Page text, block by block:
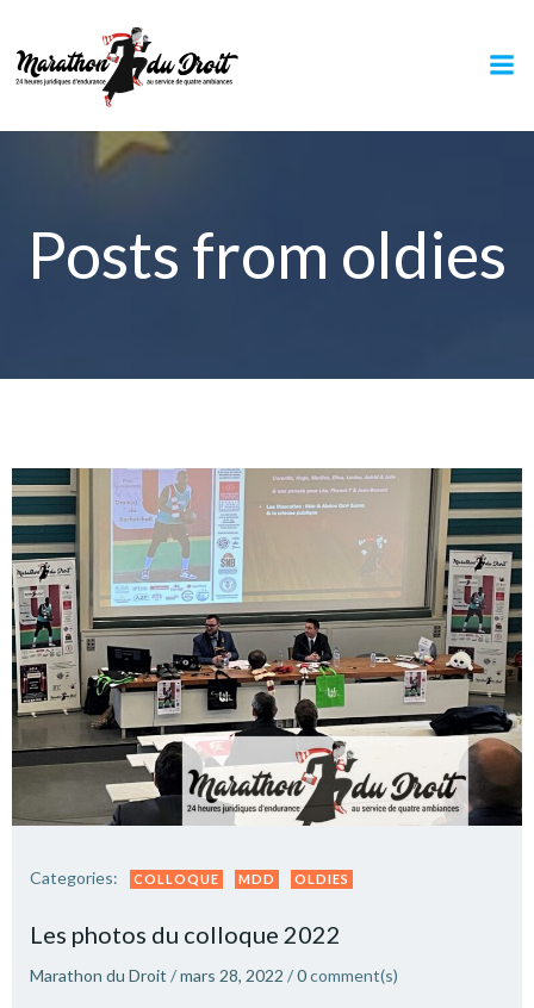
Posts from oldies
Categories: COLLOQUE MDD OLDIES
Les photos du colloque 2022
Marathon du Droit /mars 28, 2022 /0comment(s)